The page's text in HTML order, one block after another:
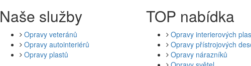
Naše služby
Opravy veteránů
Opravy autointeriérů
Opravy plastů
TOP nabídka
Opravy interierových
Opravy přístrojových
Opravy nárazníků